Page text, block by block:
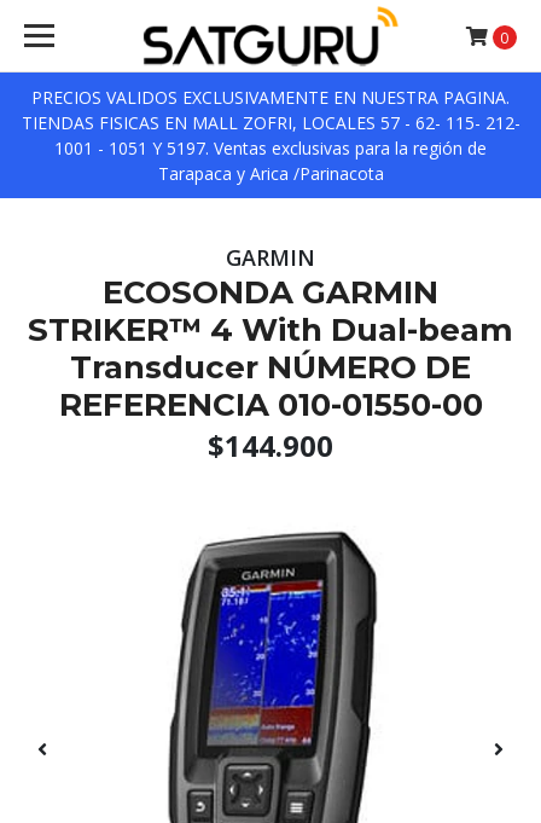
PRECIOS VALIDOS EXCLUSIVAMENTE EN NUESTRA PAGINA.
TIENDAS FISICAS EN MALL ZOFRI, LOCALES 57 - 62- 115- 212-
1001 - 1051 Y 5197. Ventas exclusivas para la región de
Tarapaca y Arica /Parinacota
0
GARMIN
ECOSONDA GARMIN
STRIKER™ 4 With Dual-beam
Transducer NÚMERO DE
REFERENCIA 010-01550-00
$144.900